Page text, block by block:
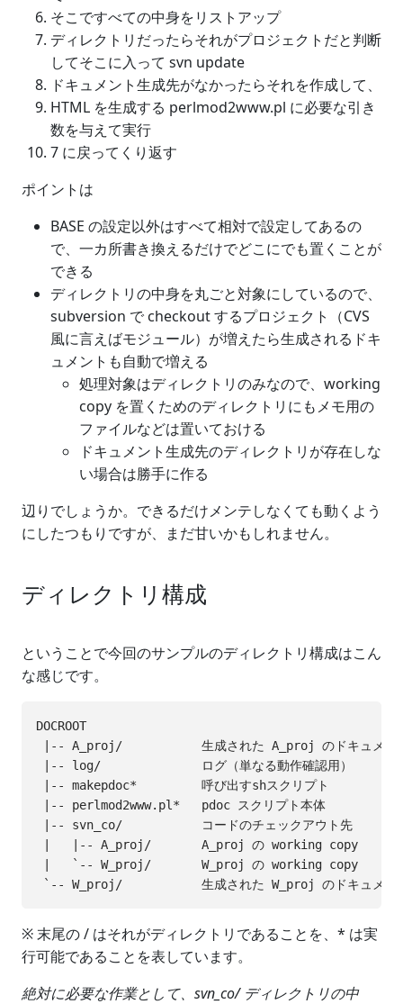
そこですべての中身をリストアップ
ディレクトリだったらそれがプロジェクトだと判断
してそこに入って svn update
ドキュメント生成先がなかったらそれを作成して、
HTML を生成する perlmod2www.pl に必要な引き
数を与えて実行
7 に戻ってくり返す
ポイントは
BASE の設定以外はすべて相対で設定してあるの
で、一カ所書き換えるだけでどこにでも置くことが
できる
ディレクトリの中身を丸ごと対象にしているので、
subversion で checkout するプロジェクト（CVS
風に言えばモジュール）が増えたら生成されるドキ
ュメントも自動で増える
処理対象はディレクトリのみなので、working
copy を置くためのディレクトリにもメモ用の
ファイルなどは置いておける
ドキュメント生成先のディレクトリが存在しな
い場合は勝手に作る
辺りでしょうか。できるだけメンテしなくても動くよう
にしたつもりですが、まだ甘いかもしれません。
ディレクトリ構成
ということで今回のサンプルのディレクトリ構成はこん
な感じです。
DOCROOT
|-- A_proj/           生成された A_proj のドキュメン
|-- log/              ログ（単なる動作確認用）
|-- makepdoc*         呼び出すshスクリプト
|-- perlmod2www.pl*   pdoc スクリプト本体
|-- svn_co/           コードのチェックアウト先
|   |-- A_proj/       A_proj の working copy
|   `-- W_proj/       W_proj の working copy
※ 末尾の / はそれがディレクトリであることを、* は実
行可能であることを表しています。
絶対に必要な作業として、svn_co/ ディレクトリの中